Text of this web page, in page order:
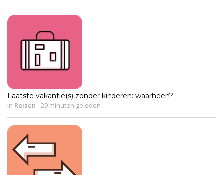
Laatste vakantie(s) zonder kinderen: waarheen?
in Reizen - 29 minuten geleden